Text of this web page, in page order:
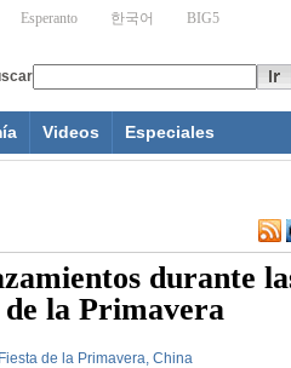
Videos Especiales
durante
de la Primavera
de la Primavera, China